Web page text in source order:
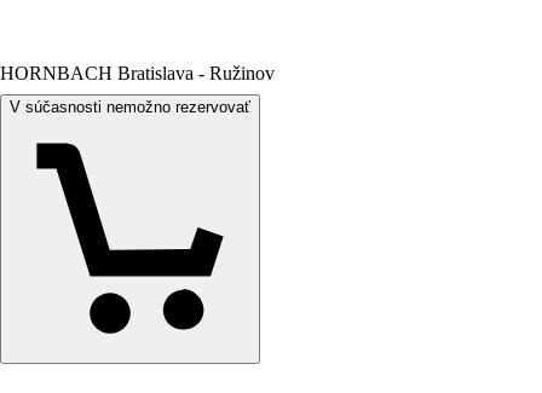
HORNBACH Bratislava - Ružinov
V súčasnosti nemožno rezervovať